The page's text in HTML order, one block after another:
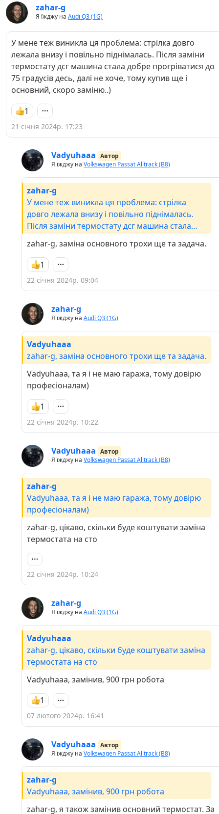
zahar-g
Я їжджу на Audi Q3 (1G)
У мене теж виникла ця проблема: стрілка довго
лежала внизу і повільно піднімалась. Після заміни
термостату дсг машина стала добре прогріватися до
75 градусів десь, далі не хоче, тому купив ще і
основний, скоро заміню..)
1
21 січня 2024р. 17:23
Vadyuhaaa Автор
Я їжджу на Volkswagen Passat Alltrack (B8)
zahar-g
У мене теж виникла ця проблема: стрілка
довго лежала внизу і повільно піднімалась.
Після заміни термостату дсг машина стала
хоче, тому купив ще і основний, скоро
заміню..)
zahar-g, заміна основного трохи ще та задача.
1
22 січня 2024р. 09:04
zahar-g
Я їжджу на Audi Q3 (1G)
Vadyuhaaa
zahar-g, заміна основного трохи ще та задача.
Vadyuhaaa, та я і не маю гаража, тому довірю
професіоналам)
1
22 січня 2024р. 10:22
Vadyuhaaa Автор
Я їжджу на Volkswagen Passat Alltrack (B8)
zahar-g
Vadyuhaaa, та я і не маю гаража, тому довірю
професіоналам)
zahar-g, цікаво, скільки буде коштувати заміна
термостата на сто
22 січня 2024р. 10:24
zahar-g
Я їжджу на Audi Q3 (1G)
Vadyuhaaa
zahar-g, цікаво, скільки буде коштувати заміна
термостата на сто
Vadyuhaaa, замінив, 900 грн робота
1
07 лютого 2024р. 16:41
Vadyuhaaa Автор
Я їжджу на Volkswagen Passat Alltrack (B8)
zahar-g
Vadyuhaaa, замінив, 900 грн робота
zahar-g, я також замінив основний термостат. За